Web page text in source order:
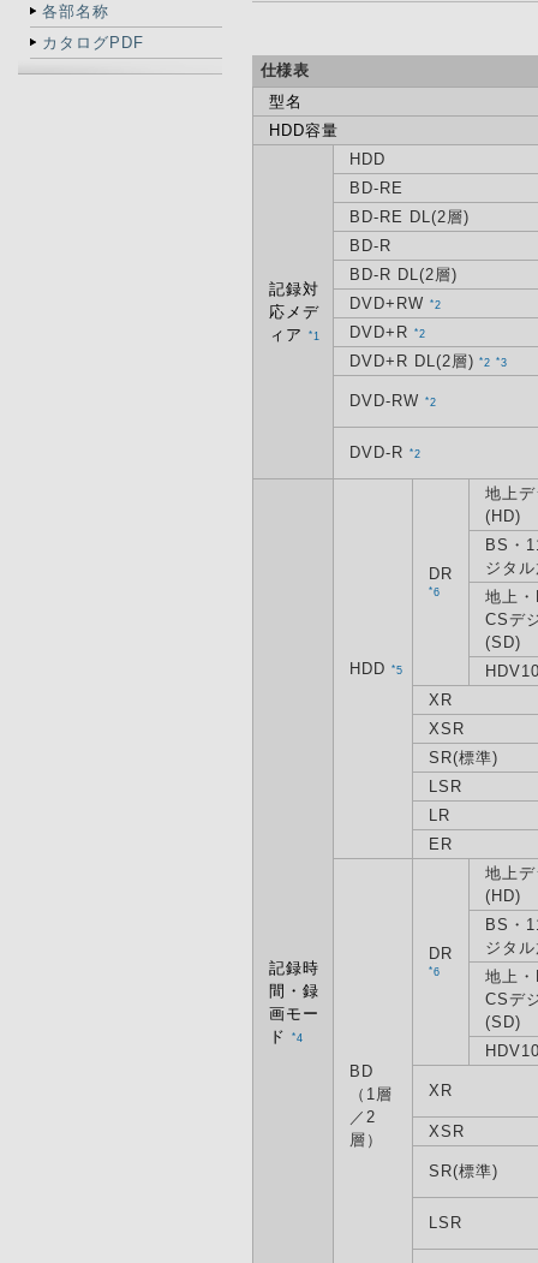
各部名称
カタログPDF
仕様表
型名
HDD容量
記録対
応メデ
ィア
* 1
HDD
BD-RE
BD-RE DL(2層)
BD-R
BD-R DL(2層)
DVD+RW
*2
DVD+R *2
DVD+R DL(2層)*2 *3
DVD-RW *2
DVD-R *2
記録時
間・録
画モー
ド
*4
HDD *5
DR
*6
地上
(HD)
BS・
ジタ
地上
CSデ
(SD)
XR
XSR
SR(標準)
LSR
LR
ER
BD
（1層
／2
層）
DR
*6
地上
(HD)
BS・
ジタ
地上
CSデ
(SD)
XR
XSR
SR(標準)
LSR